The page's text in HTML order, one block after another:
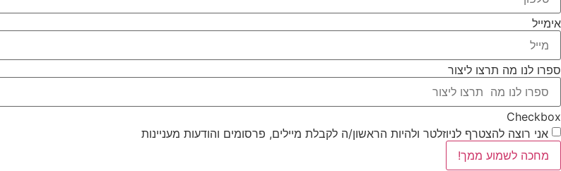
אימייל
ספרו לנו מה תרצו ליצור
Checkbox
אני רוצה להצטרף לניוזלטר ולהיות הראשון/ה לקבלת מיילים, פרסומים והודעות מעניינות
מחכה לשמוע ממך!